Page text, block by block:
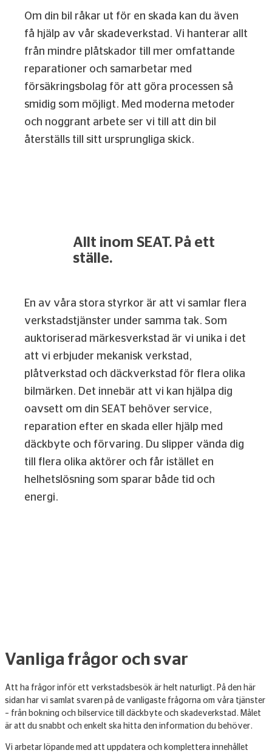
Om din bil råkar ut för en skada kan du även
få hjälp av vår skadeverkstad. Vi hanterar allt
från mindre plåtskador till mer omfattande
reparationer och samarbetar med
försäkringsbolag för att göra processen så
smidig som möjligt. Med moderna metoder
och noggrant arbete ser vi till att din bil
återställs till sitt ursprungliga skick.
Allt inom SEAT. På ett
ställe.
En av våra stora styrkor är att vi samlar flera
verkstadstjänster under samma tak. Som
auktoriserad märkesverkstad är vi unika i det
att vi erbjuder mekanisk verkstad,
plåtverkstad och däckverkstad för flera olika
bilmärken. Det innebär att vi kan hjälpa dig
oavsett om din SEAT behöver service,
reparation efter en skada eller hjälp med
däckbyte och förvaring. Du slipper vända dig
till flera olika aktörer och får istället en
helhetslösning som sparar både tid och
energi.
Vanliga frågor och svar
Att ha frågor inför ett verkstadsbesök är helt naturligt. På den här
sidan har vi samlat svaren på de vanligaste frågorna om våra tjänster
– från bokning och bilservice till däckbyte och skadeverkstad. Målet
är att du snabbt och enkelt ska hitta den information du behöver.
Vi arbetar löpande med att uppdatera och komplettera innehållet